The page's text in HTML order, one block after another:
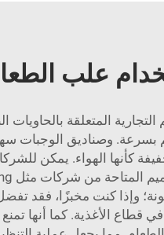
علب
المتعلقة
بسرعة. وصناديق الوجبات
كأنها الهواء. يمكن
وإذا كنت مخبزًا، فقد
قطاع الأغذية. كما أنها